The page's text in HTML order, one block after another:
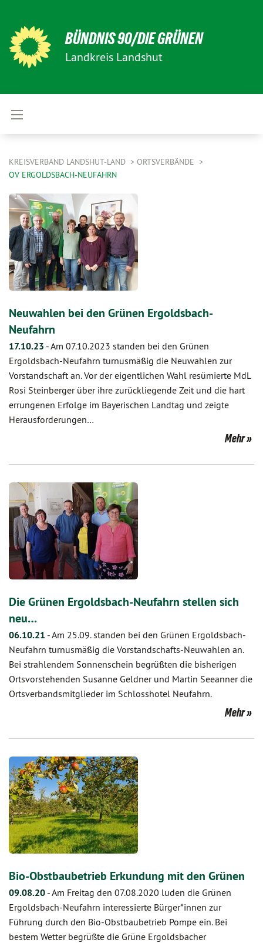
BÜNDNIS 90/DIE GRÜNEN
Landkreis Landshut
KREISVERBAND LANDSHUT-LAND
ORTSVERBÄNDE
OV ERGOLDSBACH-NEUFAHRN
Neuwahlen bei den Grünen Ergoldsbach-
Neufahrn
17.10.23 -Am 07.10.2023 standen bei den Grünen
Ergoldsbach-Neufahrn turnusmäßig die Neuwahlen zur
Vorstandschaft an. Vor der eigentlichen Wahl resümierte MdL
Rosi Steinberger über ihre zurückliegende Zeit und die hart
errungenen Erfolge im Bayerischen Landtag und zeigte
Herausforderungen…
Mehr
Die Grünen Ergoldsbach-Neufahrn stellen sich
neu…
06.10.21 -Am 25.09. standen bei den Grünen Ergoldsbach-
Neufahrn turnusmäßig die Vorstandschafts-Neuwahlen an.
Bei strahlendem Sonnenschein begrüßten die bisherigen
Ortsvorstehenden Susanne Geldner und Martin Seeanner die
Ortsverbandsmitglieder im Schlosshotel Neufahrn.
Mehr
Bio-Obstbaubetrieb Erkundung mit den Grünen
09.08.20 -Am Freitag den 07.08.2020 luden die Grünen
Ergoldsbach-Neufahrn interessierte Bürger*innen zur
Führung durch den Bio-Obstbaubetrieb Pompe ein. Bei
bestem Wetter begrüßte die Grüne Ergoldsbacher